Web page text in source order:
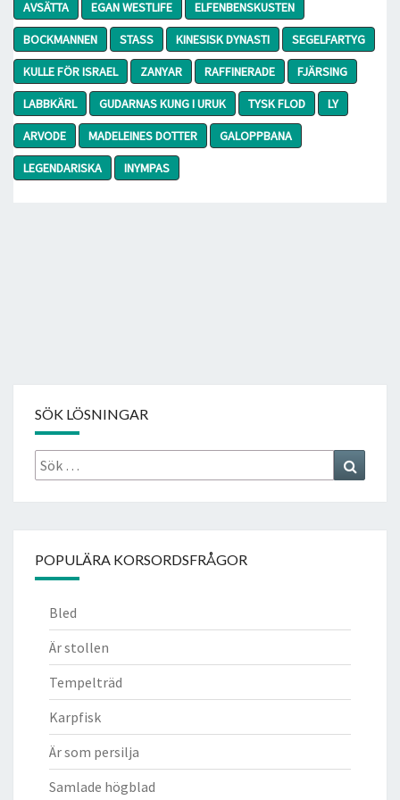
AVSÄTTA EGAN WESTLIFE
ELFENBENSKUSTEN
BOCKMANNEN
STASS KINESISK DYNASTI
SEGELFARTYG
KULLE FÖR ISRAEL
ZANYAR RAFFINERADE
FJÄRSING
LABBKÄRL
GUDARNAS KUNG I URUK TYSK FLOD
LY
ARVODE
MADELEINES DOTTER
GALOPPBANA
LEGENDARISKA
INYMPAS
SÖK LÖSNINGAR
Sök
efter:
POPULÄRA KORSORDSFRÅGOR
Bled
Är stollen
Tempelträd
Karpfisk
Är som persilja
Samlade högblad